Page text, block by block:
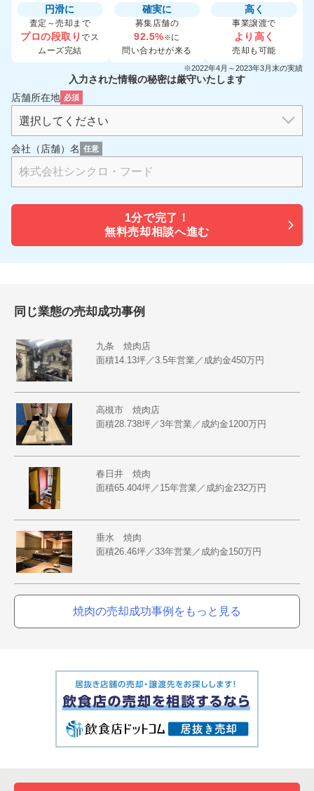
円滑に
査定～売却まで
プロの段取りでス
ムーズ完結
確実に
募集店舗の
92.5%※に
問い合わせが来る
高く
事業譲渡で
より高く
売却も可能
※2022年4月～2023年3月末の実績
入力された情報の秘密は厳守いたします
店舗所在地 必須
会社（店舗）名 任意
1分で完了！
無料売却相談へ進む
同じ業態の売却成功事例
九条 焼肉店
面積14.13坪／3.5年営業／成約金450万円
高槻市 焼肉店
面積28.738坪／3年営業／成約金1200万円
春日井 焼肉
面積65.404坪／15年営業／成約金232万円
垂水 焼肉
面積26.46坪／33年営業／成約金150万円
焼肉の売却成功事例をもっと見る